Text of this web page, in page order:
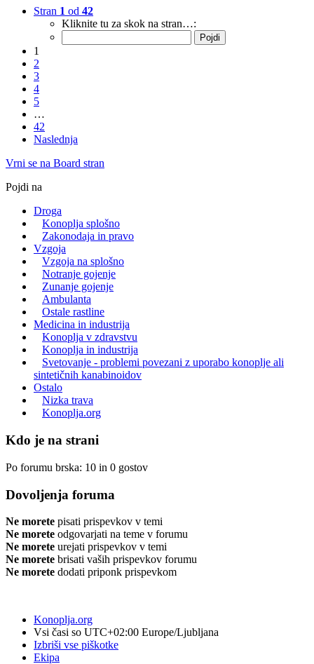
Stran 1 od 42
Kliknite tu za skok na stran…:
1
2
3
4
5
…
42
Naslednja
Vrni se na Board stran
Pojdi na
Droga
Konoplja splošno
Zakonodaja in pravo
Vzgoja
Vzgoja na splošno
Notranje gojenje
Zunanje gojenje
Ambulanta
Ostale rastline
Medicina in industrija
Konoplja v zdravstvu
Konoplja in industrija
Svetovanje - problemi povezani z uporabo konoplje ali
sintetičnih kanabinoidov
Ostalo
Nizka trava
Konoplja.org
Kdo je na strani
Po forumu brska: 10 in 0 gostov
Dovoljenja foruma
Ne morete pisati prispevkov v temi
Ne morete odgovarjati na teme v forumu
Ne morete urejati prispevkov v temi
Ne morete brisati vaših prispevkov forumu
Ne morete dodati priponk prispevkom
Konoplja.org
Vsi časi so UTC+02:00 Europe/Ljubljana
Izbriši vse piškotke
Ekipa